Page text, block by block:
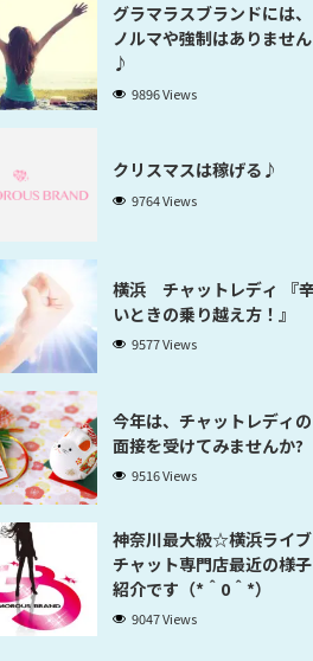
グラマラスブランドには、
ノルマや強制はありません
♪
9896 Views
クリスマスは稼げる♪
9764 Views
横浜 チャットレディ 『辛
いときの乗り越え方！』
9577 Views
今年は、チャットレディの
面接を受けてみませんか?
9516 Views
神奈川最大級☆横浜ライブ
チャット専門店最近の様子
紹介です（*＾0＾*）
9047 Views